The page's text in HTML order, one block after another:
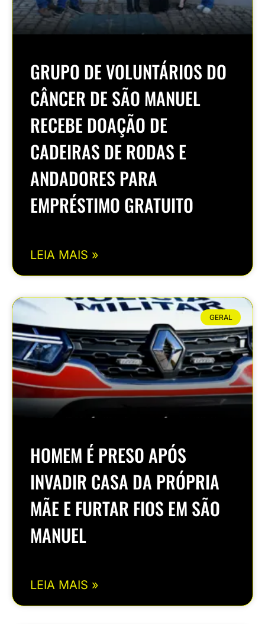
GRUPO DE VOLUNTÁRIOS DO
CÂNCER DE SÃO MANUEL
RECEBE DOAÇÃO DE
CADEIRAS DE RODAS E
ANDADORES PARA
EMPRÉSTIMO GRATUITO
LEIA MAIS »
GERAL
HOMEM É PRESO APÓS
INVADIR CASA DA PRÓPRIA
MÃE E FURTAR FIOS EM SÃO
MANUEL
LEIA MAIS »